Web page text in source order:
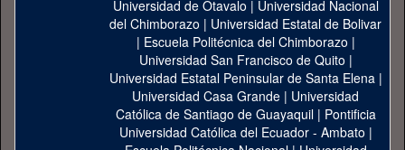
Universidad de Otavalo | Universidad Nacional
del Chimborazo | Universidad Estatal de Bolivar
| Escuela Politécnica del Chimborazo |
Universidad San Francisco de Quito |
Universidad Estatal Peninsular de Santa Elena|
Universidad Casa Grande | Universidad
Católica de Santiago de Guayaquil| Pontificia
Universidad Católica del Ecuador - Ambato |